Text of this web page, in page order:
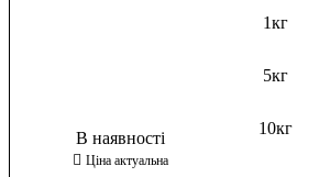
1кг
5кг
10кг